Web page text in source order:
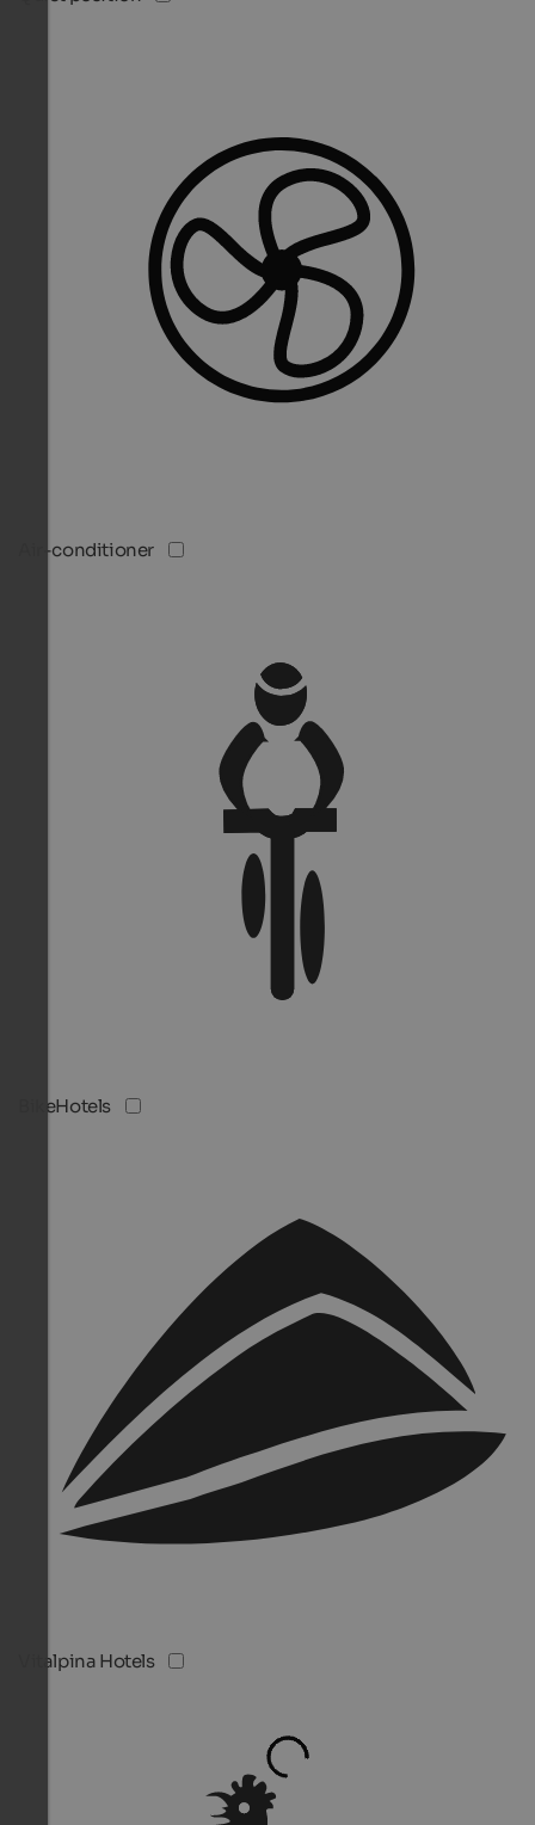
Air-conditioner
BikeHotels
Vitalpina Hotels